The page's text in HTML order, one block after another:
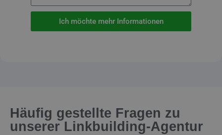
Ich möchte mehr Informationen
Häufig gestellte Fragen zu
unserer Linkbuilding-Agentur